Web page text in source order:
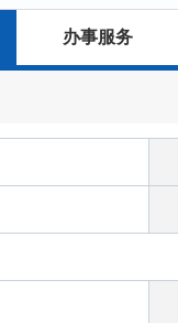
办事服务